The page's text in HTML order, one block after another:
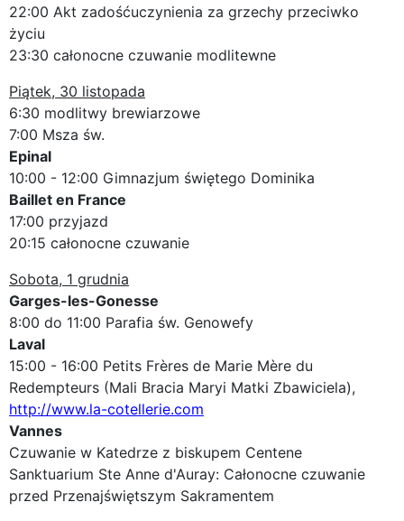
22:00 Akt zadośćuczynienia za grzechy przeciwko
życiu
23:30 całonocne czuwanie modlitewne
Piątek, 30 listopada
6:30 modlitwy brewiarzowe
7:00 Msza św.
Epinal
10:00 - 12:00 Gimnazjum świętego Dominika
Baillet en France
17:00 przyjazd
20:15 całonocne czuwanie
Sobota, 1 grudnia
Garges-les-Gonesse
8:00 do 11:00 Parafia św. Genowefy
Laval
15:00 - 16:00 Petits Frères de Marie Mère du
Redempteurs (Mali Bracia Maryi Matki Zbawiciela),
http://www.la-cotellerie.com
Vannes
Czuwanie w Katedrze z biskupem Centene
Sanktuarium Ste Anne d'Auray: Całonocne czuwanie
przed Przenajświętszym Sakramentem